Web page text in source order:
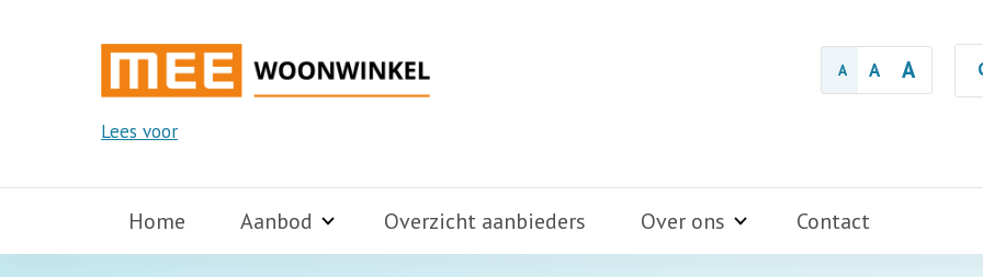
A A A
Lees voor
Home Aanbod Overzicht aanbieders Over ons Contact